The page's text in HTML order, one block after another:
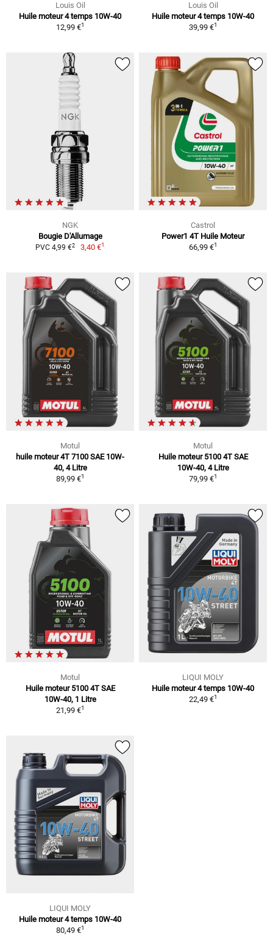
Louis Oil
Huile moteur 4 temps 10W-40
12,99 €1
Louis Oil
Huile moteur 4 temps 10W-40
39,99 €1
NGK
Bougie D'Allumage
PVC 4,99 €2 3,40 €1
Castrol
Power1 4T Huile Moteur
66,99 €1
Motul
huile moteur 4T 7100 SAE 10W-
40, 4 Litre
89,99 €1
Motul
Huile moteur 5100 4T SAE
10W-40, 4 Litre
79,99 €1
Motul
Huile moteur 5100 4T SAE
10W-40, 1 Litre
21,99 €1
LIQUI MOLY
Huile moteur 4 temps 10W-40
22,49 €1
LIQUI MOLY
Huile moteur 4 temps 10W-40
80,49 €1